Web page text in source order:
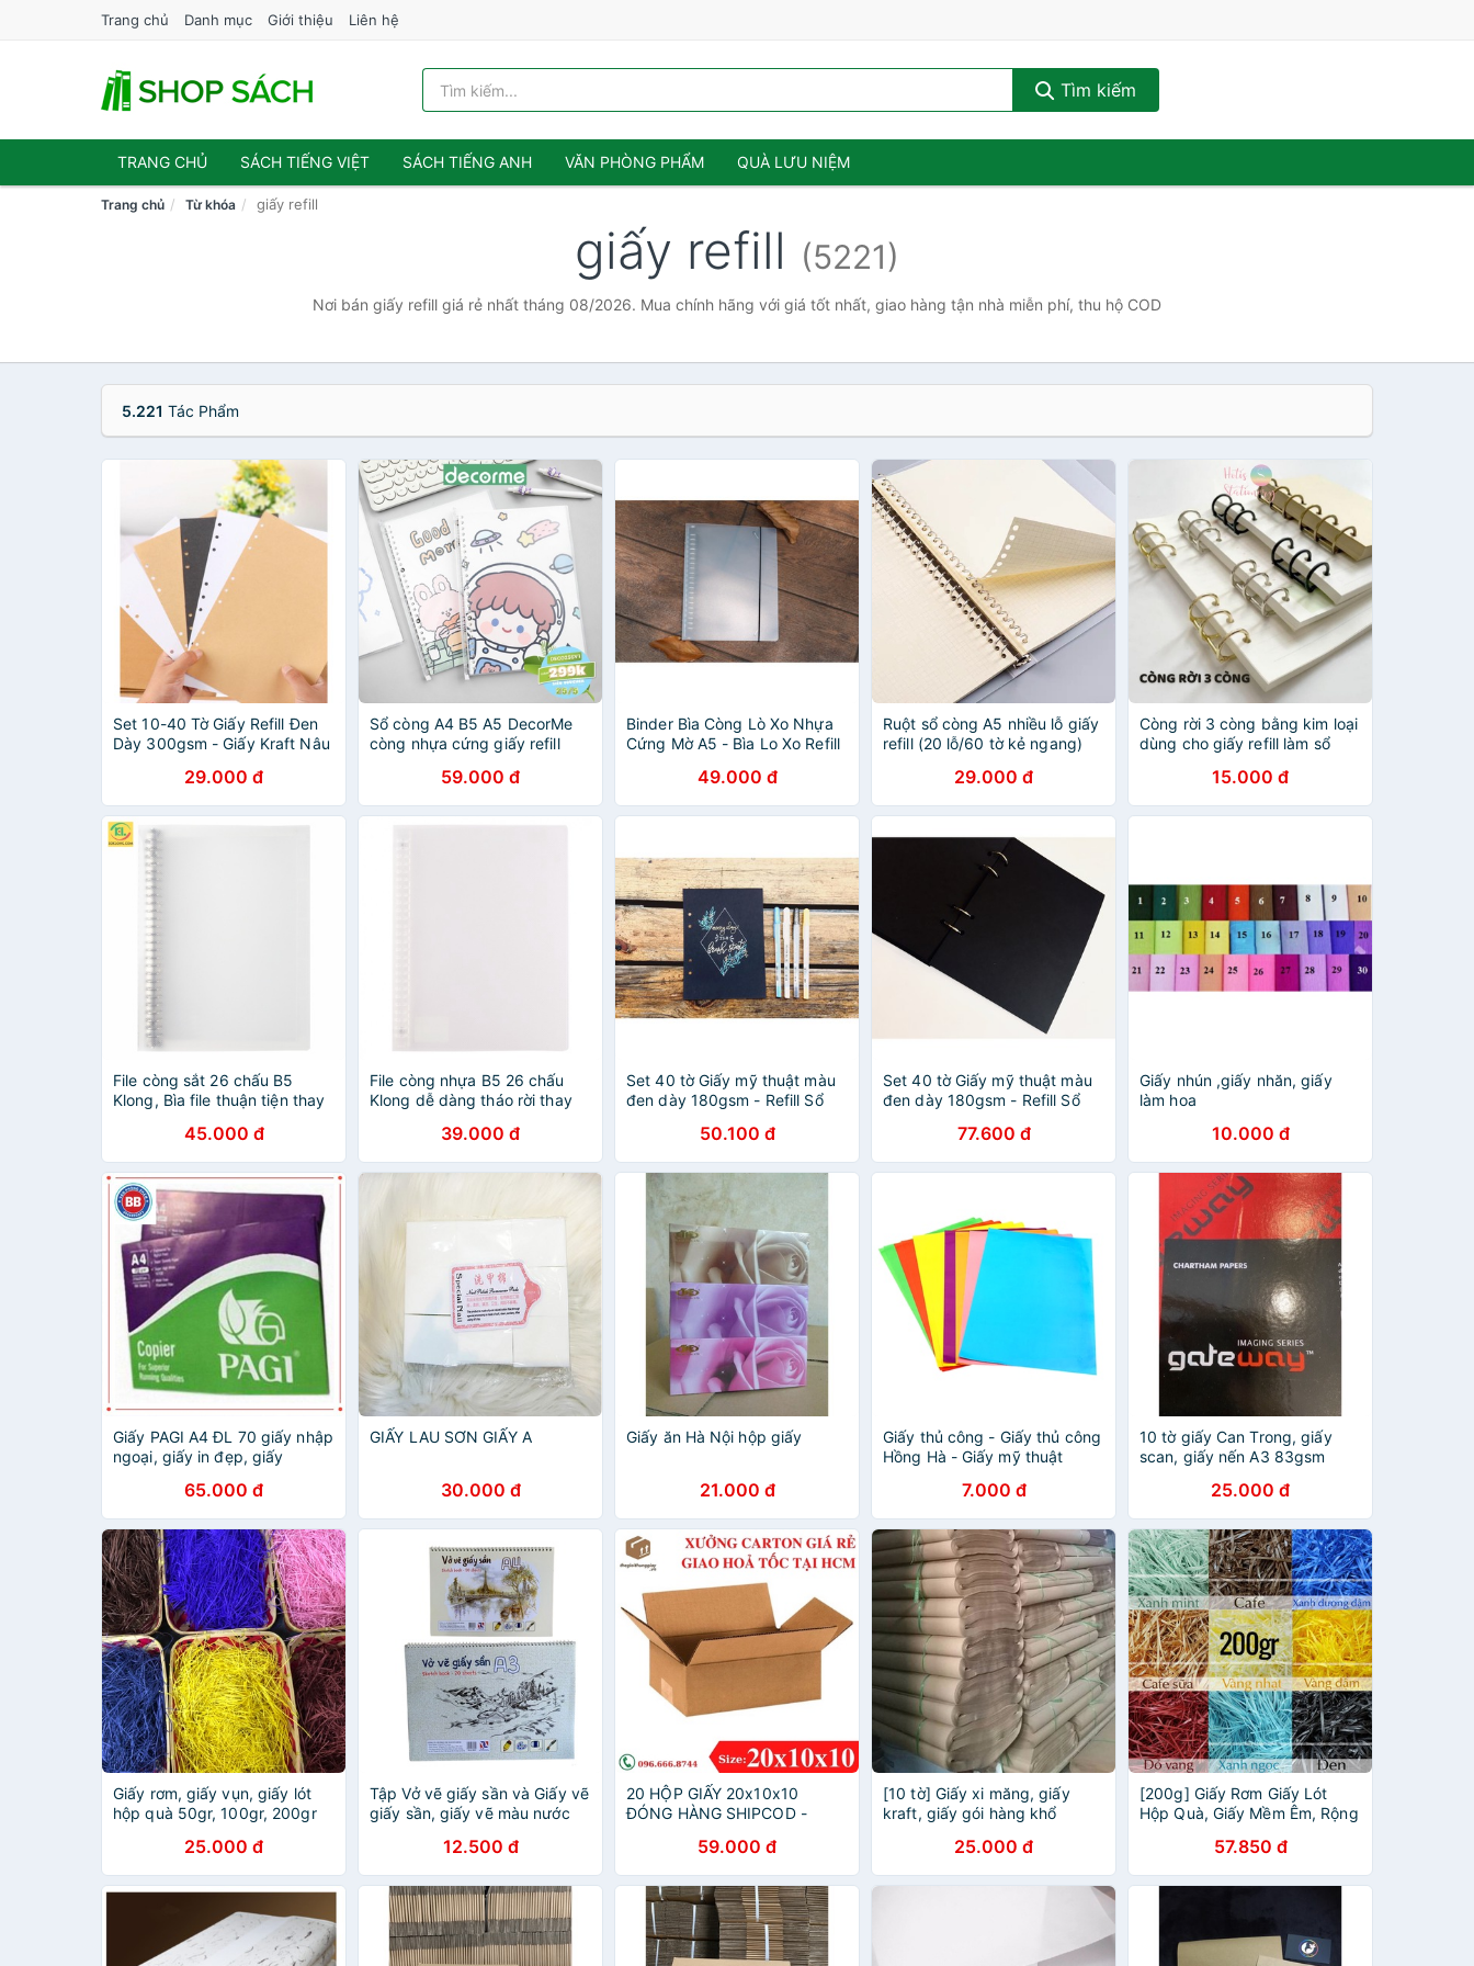
Trang chủ Danh mục Giới thiệu Liên hệ
Tìm kiếm
TRANG CHỦ SÁCH TIẾNG VIỆT SÁCH TIẾNG ANH VĂN PHÒNG PHẨM QUÀ LƯU NIỆM
Trang chủ Từ khóa giấy refill
giấy refill (5221)
Nơi bán giấy refill giá rẻ nhất tháng 08/2026. Mua chính hãng với giá tốt nhất, giao hàng tận nhà miễn phí, thu hộ COD
5.221 Tác Phẩm
Set 10-40 Tờ Giấy Refill Đen
Dày 300gsm - Giấy Kraft Nâu
29.000 đ
Sổ còng A4 B5 A5 DecorMe
còng nhựa cứng giấy refill
59.000 đ
Binder Bìa Còng Lò Xo Nhựa
Cứng Mờ A5 - Bìa Lo Xo Refill
49.000 đ
Ruột sổ còng A5 nhiều lỗ giấy
refill (20 lỗ/60 tờ kẻ ngang)
29.000 đ
Còng rời 3 còng bằng kim loại
dùng cho giấy refill làm sổ
15.000 đ
File còng sắt 26 chấu B5
Klong, Bìa file thuận tiện thay
45.000 đ
File còng nhựa B5 26 chấu
Klong dễ dàng tháo rời thay
39.000 đ
Set 40 tờ Giấy mỹ thuật màu
đen dày 180gsm - Refill Sổ
50.100 đ
Set 40 tờ Giấy mỹ thuật màu
đen dày 180gsm - Refill Sổ
77.600 đ
Giấy nhún ,giấy nhăn, giấy
làm hoa
10.000 đ
Giấy PAGI A4 ĐL 70 giấy nhập
ngoại, giấy in đẹp, giấy
65.000 đ
GIẤY LAU SƠN GIẤY A
30.000 đ
Giấy ăn Hà Nội hộp giấy
21.000 đ
Giấy thủ công - Giấy thủ công
Hồng Hà - Giấy mỹ thuật
7.000 đ
10 tờ giấy Can Trong, giấy
scan, giấy nến A3 83gsm
25.000 đ
Giấy rơm, giấy vụn, giấy lót
hộp quà 50gr, 100gr, 200gr
25.000 đ
Tập Vở vẽ giấy sần và Giấy vẽ
giấy sần, giấy vẽ màu nước
12.500 đ
20 HỘP GIẤY 20x10x10
ĐÓNG HÀNG SHIPCOD -
giấy có sẵn - Sỉ lẻ thùng giấy
- Xưởng thùng giấy
59.000 đ
[10 tờ] Giấy xi măng, giấy
kraft, giấy gói hàng khổ
25.000 đ
[200g] Giấy Rơm Giấy Lót
Hộp Quà, Giấy Mềm Êm, Rộng
57.850 đ